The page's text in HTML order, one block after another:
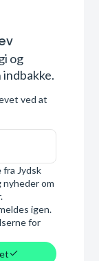
og
ved at
fra Jydsk
nyheder om
igen.
for